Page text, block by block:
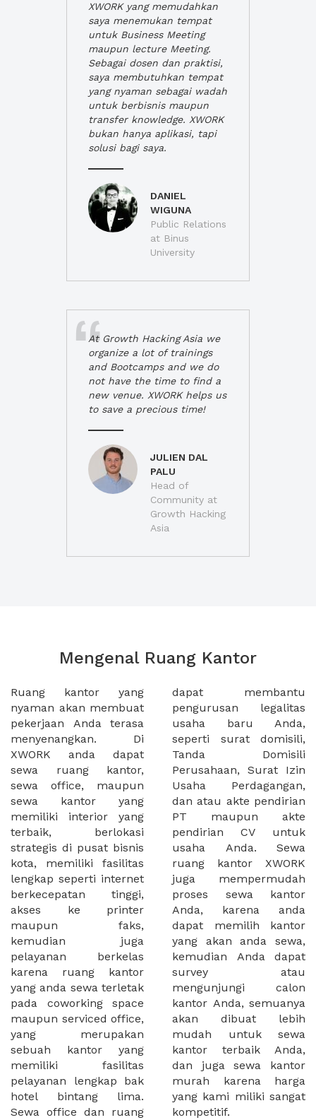
XWORK yang memudahkan
saya menemukan tempat
untuk Business Meeting
maupun lecture Meeting.
Sebagai dosen dan praktisi,
saya membutuhkan tempat
yang nyaman sebagai wadah
untuk berbisnis maupun
transfer knowledge. XWORK
bukan hanya aplikasi, tapi
solusi bagi saya.
DANIEL
WIGUNA
Public Relations
at Binus
University
At Growth Hacking Asia we
organize a lot of trainings
and Bootcamps and we do
not have the time to find a
new venue. XWORK helps us
to save a precious time!
JULIEN DAL
PALU
Head of
Community at
Growth Hacking
Asia
Mengenal Ruang Kantor
Ruang kantor yang
nyaman akan membuat
pekerjaan Anda terasa
menyenangkan. Di
XWORK anda dapat
sewa ruang kantor,
sewa office, maupun
sewa kantor yang
memiliki interior yang
terbaik, berlokasi
strategis di pusat bisnis
kota, memiliki fasilitas
lengkap seperti internet
berkecepatan tinggi,
akses ke printer
maupun faks,
kemudian juga
pelayanan berkelas
karena ruang kantor
yang anda sewa terletak
pada coworking space
maupun serviced office,
yang merupakan
sebuah kantor yang
memiliki fasilitas
pelayanan lengkap bak
hotel bintang lima.
Sewa office dan ruang
dapat membantu
pengurusan legalitas
usaha baru Anda,
seperti surat domisili,
Tanda Domisili
Perusahaan, Surat Izin
Usaha Perdagangan,
dan atau akte pendirian
PT maupun akte
pendirian CV untuk
usaha Anda. Sewa
ruang kantor XWORK
juga mempermudah
proses sewa kantor
Anda, karena anda
dapat memilih kantor
yang akan anda sewa,
kemudian Anda dapat
survey atau
mengunjungi calon
kantor Anda, semuanya
akan dibuat lebih
mudah untuk sewa
kantor terbaik Anda,
dan juga sewa kantor
murah karena harga
yang kami miliki sangat
kompetitif.